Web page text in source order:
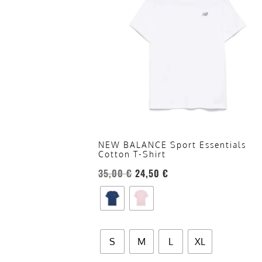
NEW BALANCE Sport Essentials
Cotton T-Shirt
35,00€ 24,50 €
S M L XL
varianti.
del
prodotto